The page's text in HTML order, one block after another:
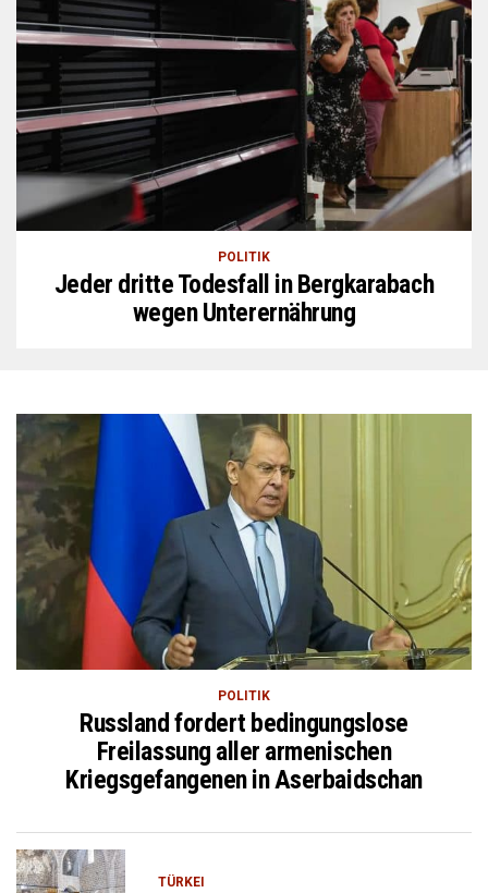
POLITIK
Jeder dritte Todesfall in Bergkarabach
wegen Unterernährung
POLITIK
Russland fordert bedingungslose
Freilassung aller armenischen
Kriegsgefangenen in Aserbaidschan
TÜRKEI